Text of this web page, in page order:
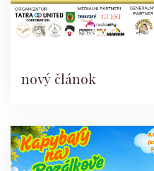
nový článok